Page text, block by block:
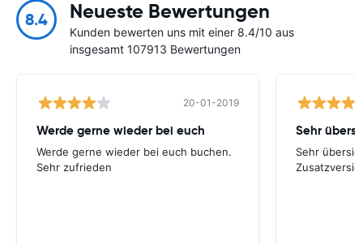
8.4 Neueste Bewertungen
Kunden bewerten uns mit einer 8.4/10 aus
insgesamt 107913 Bewertungen
20-01-2019
Werde gerne wieder bei euch
Werde gerne wieder bei euch buchen.
Sehr zufrieden
Sehr